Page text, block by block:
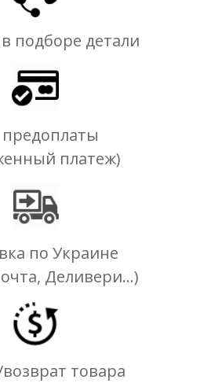
подборе детали
предоплаты
платеж)
по Украине
Деливери...)
товара